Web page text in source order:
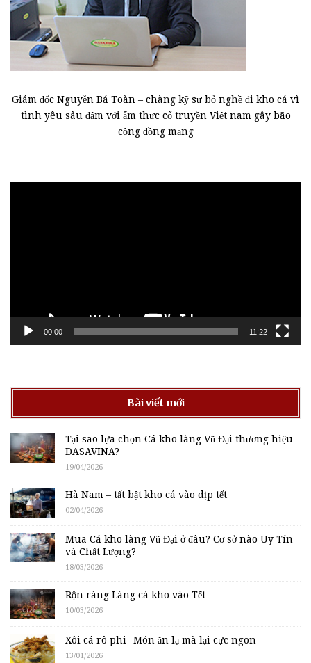
Giám đốc Nguyễn Bá Toàn – chàng kỹ sư bỏ nghề đi kho cá vì
tình yêu sâu đậm với ẩm thực cổ truyền Việt nam gây bão
cộng đồng mạng
00:00 11:22
Bài viết mới
Tại sao lựa chọn Cá kho làng Vũ Đại thương hiệu
DASAVINA?
19/04/2026
Hà Nam – tất bật kho cá vào dịp tết
02/04/2026
Mua Cá kho làng Vũ Đại ở đâu? Cơ sở nào Uy Tín
và Chất Lượng?
18/03/2026
Rộn ràng Làng cá kho vào Tết
10/03/2026
Xôi cá rô phi- Món ăn lạ mà lại cực ngon
13/01/2026